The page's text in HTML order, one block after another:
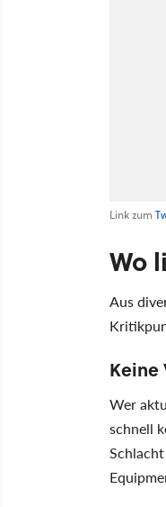
Link zum
Wo
Aus
Keine
Wer
schnell